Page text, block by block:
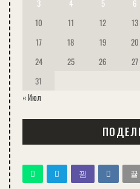
3 4 5 6
10
11 12 13
17
18 19 20
24
25 26 27
31
« Июл